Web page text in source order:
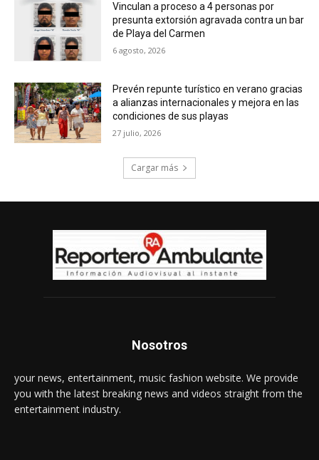
Vinculan a proceso a 4 personas por
presunta extorsión agravada contra un bar
de Playa del Carmen
6 agosto, 2026
Prevén repunte turístico en verano gracias
a alianzas internacionales y mejora en las
condiciones de sus playas
27 julio, 2026
Cargar más
Nosotros
your news, entertainment, music fashion website. We provide
you with the latest breaking news and videos straight from the
entertainment industry.